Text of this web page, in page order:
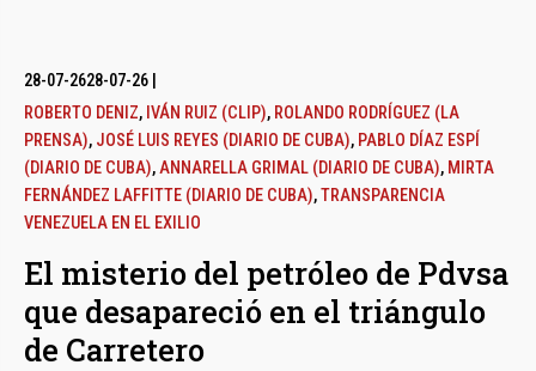
28-07-2628-07-26
ROBERTO DENIZ, IVÁN RUIZ (CLIP), ROLANDO RODRÍGUEZ (LA
PRENSA), JOSÉ LUIS REYES (DIARIO DE CUBA), PABLO DÍAZ ESPÍ
(DIARIO DE CUBA),ANNARELLA GRIMAL (DIARIO DE CUBA), MIRTA
FERNÁNDEZ LAFFITTE (DIARIO DE CUBA),TRANSPARENCIA
VENEZUELA EN EL EXILIO
El misterio del petróleo de Pdvsa
que desapareció en el triángulo
de Carretero